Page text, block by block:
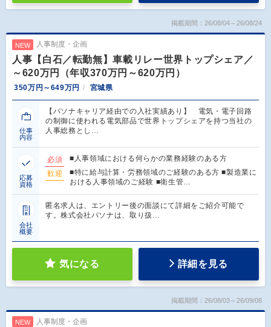
掲載期間：26/08/04～26/08/24
NEW 人事制度・企画
人事【白石／転勤無】車載リレー世界トップシェア／
～620万円（年収370万円～620万円）
350万円～649万円 宮城県
仕事
内容
【パソナキャリア経由での入社実績あり】 電気・電子回路
の制御に使われる電気部品で世界トップシェアを持つ当社の
人事総務とし…
応募
資格
必須
■人事領域における何らかの業務経験のある方
歓迎
■特に給与計算・労務領域のご経験のある方 ■製造業に
おける人事領域のご経験 ■衛生管…
会社
概要
匿名求人は、エントリー後の面談にて詳細をご紹介可能で
す。株式会社パソナは、取り扱…
気になる 詳細を見る
掲載期間：26/08/03～26/09/08
NEW 人事制度・企画